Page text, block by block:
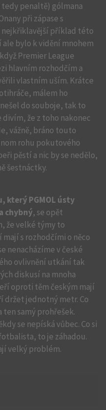
penaltě) gólmana
při zápase s
nejkřiklavější příklad této
bylo k vidění mnohem
Premier League
hlavním rozhodčím a
vlastním uším. Krátce
málem ho
do souboje, tak to
divím, že z toho nakonec
vážně, bráno touto
rohu pokutového
pěstí a nic by se nedělo,
šestnáctky.
který PGMOL ústy
chybný, se opět
že velké týmy to
s rozhodčími o něco
nenacházíme v české
ovlivnění utkání tak
diskusí na mnoha
oproti těm českým mají
držet jednotný metr. Co
ten samý prohřešek.
se nepíská vůbec. Co si
to je záhadou.
velký problém.